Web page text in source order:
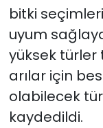
bitki
uyum
yüksek türler
arılar için
olabilecek
kaydedildi.